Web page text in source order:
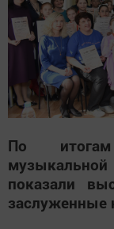
По итогам
показали
заслуженные